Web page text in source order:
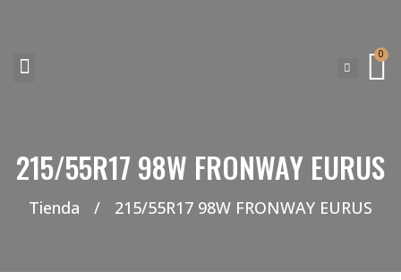
0
215/55R17 98W FRONWAY EURUS
Tienda / 215/55R17 98W FRONWAY EURUS